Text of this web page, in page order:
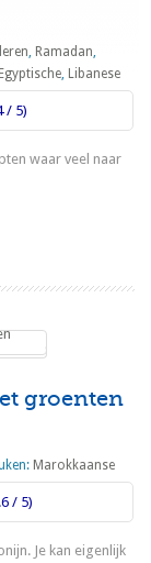
, Ramadan,
Egyptische, Libanese
/ 5)
waar veel naar
groenten
Marokkaanse
/ 5)
Je kan eigenlijk